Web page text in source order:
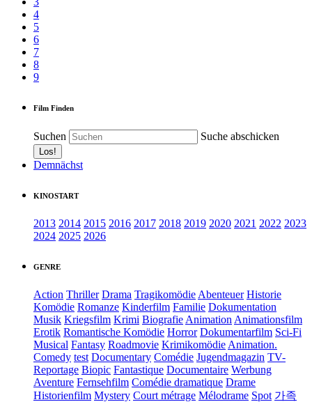
4
5
6
7
8
9
Film Finden
Suchen Suche abschicken
Demnächst
KINOSTART
2013 2014 2015 2016 2017 2018 2019 2020 2021 2022 2023
2024 2025 2026
GENRE
Action Thriller Drama Tragikomödie Abenteuer Historie
Komödie Romanze Kinderfilm Familie Dokumentation
Musik Kriegsfilm Krimi Biografie Animation Animationsfilm
Erotik Romantische Komödie Horror Dokumentarfilm Sci-Fi
Musical Fantasy Roadmovie Krimikomödie Animation.
Comedy test Documentary Comédie Jugendmagazin TV-
Reportage Biopic Fantastique Documentaire Werbung
Aventure Fernsehfilm Comédie dramatique Drame
Historienfilm Mystery Court métrage Mélodrame Spot 가족